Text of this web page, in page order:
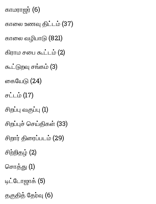
காமராஜர் (6)
காலை உணவு திட்டம்(37)
காலை வழிபாடு(821)
கிராம சபை கூட்டம்(2)
கூட்டுறவு சங்கம்(3)
கையேடு(24)
சட்டம்(17)
சிறப்பு வகுப்பு (1)
சிறப்புச் செய்திகள்(33)
சிறார் திரைப்படம்(29)
சிற்றிதழ் (2)
சொத்து(1)
டிட்டோஜாக்(5)
தகுதித் தேர்வு (6)